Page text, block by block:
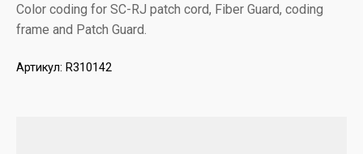
Color coding for SC-RJ patch cord, Fiber Guard, coding
frame and Patch Guard.
Артикул: R310142